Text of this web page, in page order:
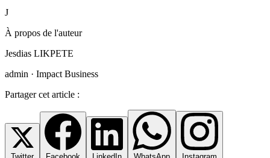
J
À propos de l'auteur
Jesdias LIKPETE
admin · Impact Business
Partager cet article :